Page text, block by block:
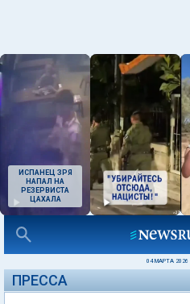
ИСПАНЕЦ ЗРЯ
НАПАЛ НА
РЕЗЕРВИСТА
ЦАХАЛА
04 МАРТА 2026
ПРЕССА